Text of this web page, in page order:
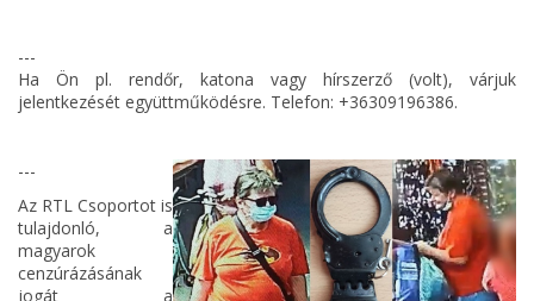
---
Ha Ön pl. rendőr, katona vagy hírszerző (volt), várjuk
jelentkezését együttműködésre. Telefon: +36309196386.
---
Az RTL Csoportot is
tulajdonló, a
magyarok
cenzúrázásának
jogát a